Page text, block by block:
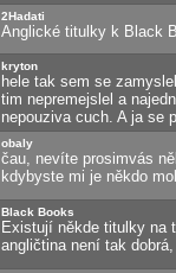
2Hadati
Anglické titulky k Black
kryton
hele tak sem se
tim nepremejslel a
nepouziva cuch. A ja se
obaly
čau, nevíte prosimvás
kdybyste mi je někdo
Black Books
Existují někde titulky na
angličtina není tak